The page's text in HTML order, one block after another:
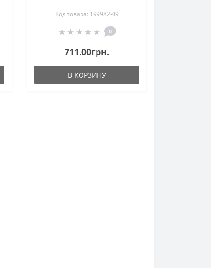
Код товара: 199982-09
0
711.00грн.
В КОРЗИНУ